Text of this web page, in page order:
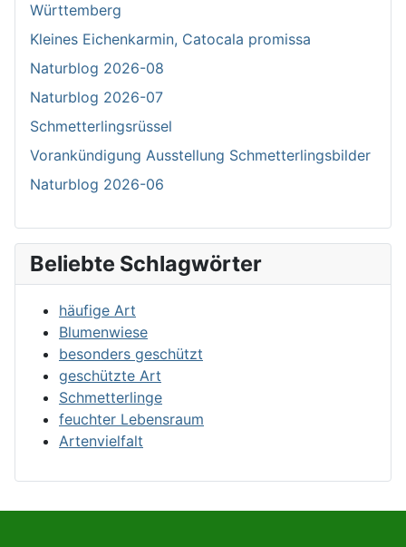
Württemberg
Kleines Eichenkarmin, Catocala promissa
Naturblog 2026-08
Naturblog 2026-07
Schmetterlingsrüssel
Vorankündigung Ausstellung Schmetterlingsbilder
Naturblog 2026-06
Beliebte Schlagwörter
häufige Art
Blumenwiese
besonders geschützt
geschützte Art
Schmetterlinge
feuchter Lebensraum
Artenvielfalt